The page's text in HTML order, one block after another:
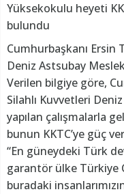
Yüksekokulu heyeti
bulundu
Cumhurbaşkanı
Deniz Astsubay
Verilen bilgiye göre,
Silahlı Kuvvetleri
yapılan çalışmalarla
bunun KKTC’ye güç
“En güneydeki Türk
garantör ülke Türkiye
buradaki